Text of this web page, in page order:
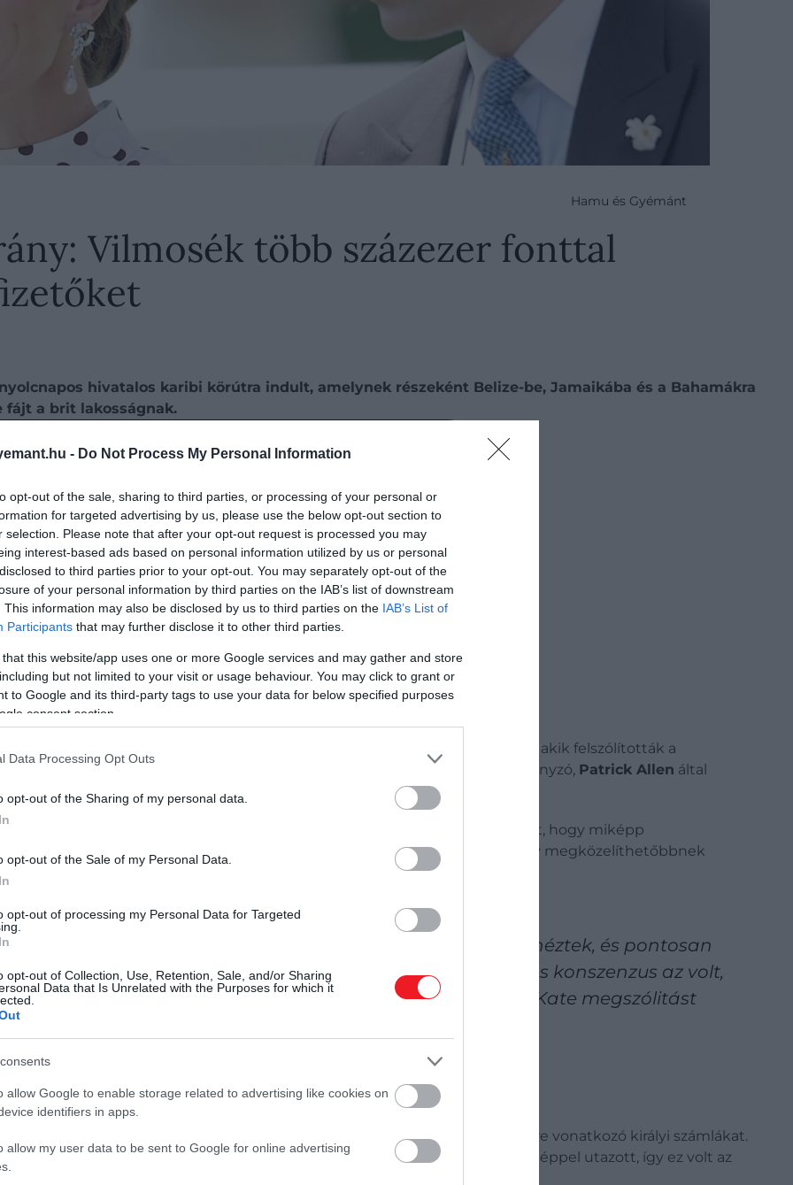
- Do Not Process My Personal Information
opt-out of the sale, sharing to third parties, or processing of your personal or
for targeted advertising by us, please use the below opt-out section to
selection. Please note that after your opt-out request is processed you may
interest-based ads based on personal information utilized by us or personal
to third parties prior to your opt-out. You may separately opt-out of the
of your personal information by third parties on the IAB’s list of downstream
This information may also be disclosed by us to third parties on the IAB’s List of
Participants that may further disclose it to other third parties.
that this website/app uses one or more Google services and may gather and store
but not limited to your visit or usage behaviour. You may click to grant or
to Google and its third-party tags to use your data for below specified purposes
consent section.
Data Processing Opt Outs
opt-out of the Sharing of my personal data.
opt-out of the Sale of my Personal Data.
opt-out of processing my Personal Data for Targeted
opt-out of Collection, Use, Retention, Sale, and/or Sharing
Data that Is Unrelated with the Purposes for which it
allow Google to enable storage related to advertising like cookies on
identifiers in apps.
allow my user data to be sent to Google for online advertising
Hamu és Gyémánt
Vilmosék több százezer fonttal
hivatalos karibi körútra indult, amelynek részeként Belize-be, Jamaikába és a Bahamákra
a brit lakosságnak.
oldalunkat preferált forrásként a Google Keresőben
előtt tüntetők gyűltek össze Kingstonban a brit nagykövetség előtt, akik felszólították a
történelméért, és fizessen jóvátételt a rabszolgaságért. A jamaicai főkormányzó, Patrick Allen által
és kifejezte sajnálatát.
azt tanácsolták, hogy „lépjenek egy lépést hátra", és gondolják át, hogy miképp
azt állította, hogy a jövőben változtatni fognak a megszólításukon, hogy megközelíthetőbbnek
a pár eligazítást tartott a segédekkel. Mindent átnéztek, és pontosan
rosszul, és hogyan lehetne a jövőben javítani. Az általános konszenzus az volt,
formálisnak tűnt. Szóval most már inkább a Wills és Kate megszólitást
és hercegné helyett.
a megélhetési válság közepette közzétették a 2021-es és 2022-es évre vonatkozó királyi számlákat.
226 383 fontjába kerültek a brit adófizetőknek, mivel a pár chartergéppel utazott, így ez volt az